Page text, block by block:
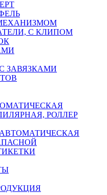
С КЛИПОМ
ЗАВЯЗКАМИ
РОЛЛЕР